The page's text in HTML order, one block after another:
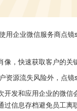
用企业微信服务商点
，快速获取客户的关
源流失风险外，点镜
发和应用企业的微
信息存档避免员工